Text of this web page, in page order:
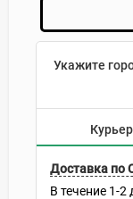
Укажите
Курьер
Доставка по
В течение 1-2